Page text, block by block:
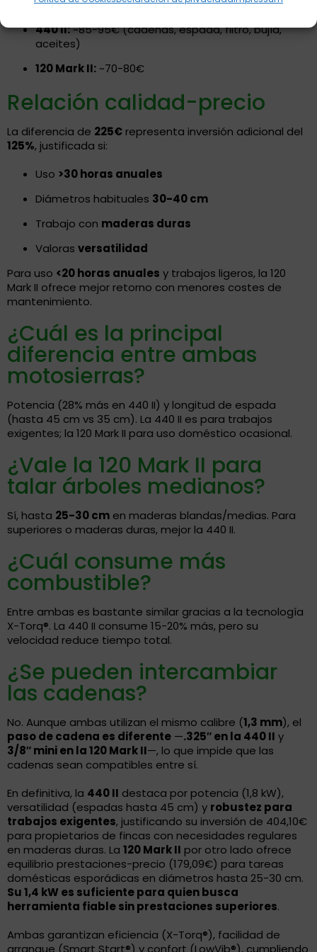
440 II:~85-95€ (cadenas, espada, filtro, bujía,
aceites)
120 Mark II: ~70-80€
Relación calidad-precio
La diferencia de 225€ representa inversión adicional del
125%, justificada si:
Uso >30 horas anuales
Diámetros habituales 30-40 cm
Trabajo con maderas duras
Valoras versatilidad
Para uso <20 horas anuales y trabajos ligeros, la 120
Mark II ofrece mejor retorno con menores costes de
mantenimiento.
¿Cuál es la principal
diferencia entre ambas
motosierras?
Potencia (28% más en 440 II) y longitud de espada
(hasta 45 cm vs 35 cm). La 440 II es para trabajos
exigentes; la 120 Mark II para uso doméstico ocasional.
¿Vale la 120 Mark II para
talar árboles medianos?
Sí, hasta 25-30 cm en maderas blandas/medias. Para
superiores o maderas duras, mejor la 440 II.
¿Cuál consume más
combustible?
Entre ambas es bastante similar gracias a la tecnología
X-Torq®. La 440 II consume 15-20% más, pero su
velocidad reduce tiempo total.
¿Se pueden intercambiar
las cadenas?
No. Aunque ambas utilizan el mismo calibre (1,3 mm), el
paso de cadena es diferente —.325″ en la 440 II y
3/8″ mini en la 120 Mark II—, lo que impide que las
cadenas sean compatibles entre sí.
En definitiva, la 440 II destaca por potencia (1,8 kW),
versatilidad (espadas hasta 45 cm) y robustez para
trabajos exigentes, justificando su inversión de 404,10€
para propietarios de fincas con necesidades regulares
en maderas duras. La 120 Mark II por otro lado ofrece
equilibrio prestaciones-precio (179,09€) para tareas
domésticas esporádicas en diámetros hasta 25-30 cm.
Su 1,4 kW es suficiente para quien busca
herramienta fiable sin prestaciones superiores.
Ambas garantizan eficiencia (X-Torq®), facilidad de
arranque (Smart Start®) y confort (LowVib®), cumpliendo